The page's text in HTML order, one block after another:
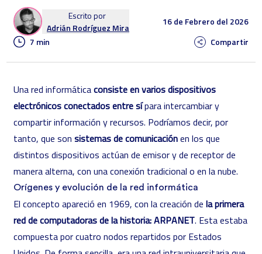
Escrito por
Adrián Rodríguez Mira
16 de Febrero del 2026
7 min
Compartir
Una red informáticaconsiste en varios dispositivos
electrónicos conectados entre sípara intercambiar y
compartir información y recursos. Podríamos decir, por
tanto, que son sistemas de comunicaciónen los que
distintos dispositivos actúan de emisor y de receptor de
manera alterna, con una conexión tradicional o en la nube.
Orígenes y evolución de la red informática
El concepto apareció en 1969, con la creación de la primera
red de computadoras de la historia:ARPANET. Esta estaba
compuesta por cuatro nodos repartidos por Estados